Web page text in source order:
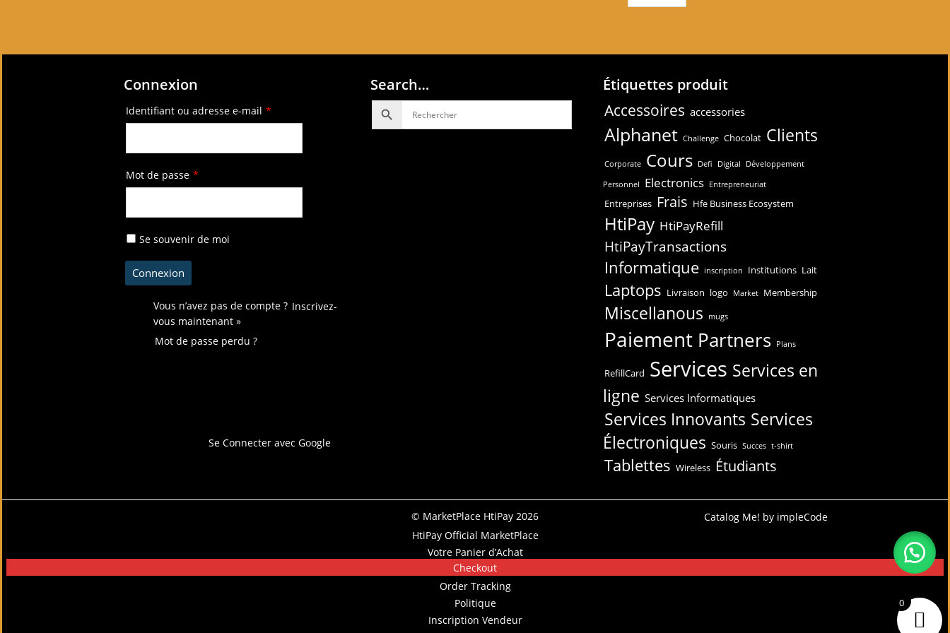
Connexion
Identifiant ou adresse e-mail *
Mot de passe *
Se souvenir de moi
Vous n’avez pas de compte ? Inscrivez-
vous maintenant »
Mot de passe perdu ?
Se Connecter avec Google
Search… Étiquettes produit
Accessoires accessories
Alphanet Challenge Chocolat Clients
Corporate Cours Defi Digital Développement
Personnel Electronics Entrepreneuriat
Entreprises Frais Hfe Business Ecosystem
HtiPay HtiPayRefill
HtiPayTransactions
Informatique inscription Institutions Lait
Laptops Livraison logo Market Membership
Miscellanous mugs
Paiement Partners Plans
RefillCard Services Services en
ligne Services Informatiques
Services Innovants Services
Électroniques Souris Succes t-shirt
Tablettes Wireless Étudiants
© MarketPlace HtiPay 2026
Catalog Me! by impleCode
HtiPay Official MarketPlace
Votre Panier d’Achat
Checkout
Order Tracking
Politique
Inscription Vendeur
0